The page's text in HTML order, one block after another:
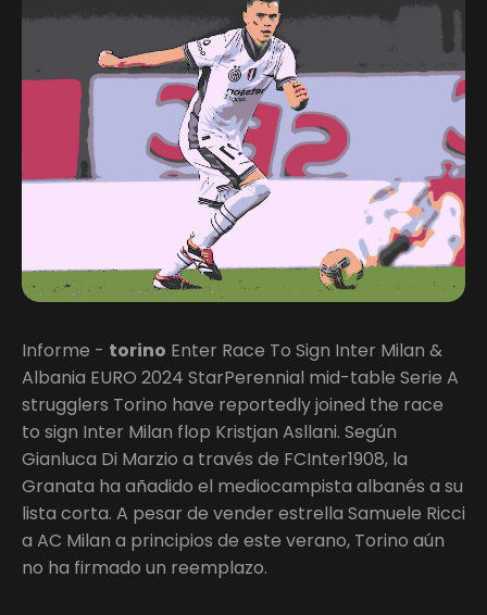
Informe - torino Enter Race To Sign Inter Milan &
Albania EURO 2024 StarPerennial mid-table Serie A
strugglers Torino have reportedly joined the race
to sign Inter Milan flop Kristjan Asllani. Según
Gianluca Di Marzio a través de FCInter1908, la
Granata ha añadido el mediocampista albanés a su
lista corta. A pesar de vender estrella Samuele Ricci
a AC Milan a principios de este verano, Torino aún
no ha firmado un reemplazo.